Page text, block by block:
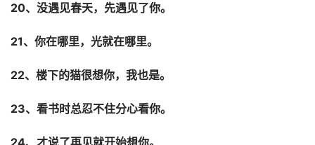
20、没遇见春天，先遇见了你。
21、你在哪里，光就在哪里。
22、楼下的猫很想你，我也是。
23、看书时总忍不住分心看你。